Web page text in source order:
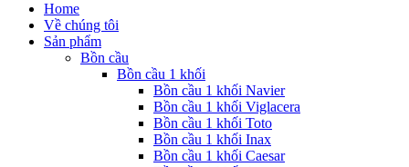
Home
Về chúng tôi
Sản phẩm
Bồn cầu
Bồn cầu 1 khối
Bồn cầu 1 khối Navier
Bồn cầu 1 khối Viglacera
Bồn cầu 1 khối Toto
Bồn cầu 1 khối Inax
Bồn cầu 1 khối Caesar